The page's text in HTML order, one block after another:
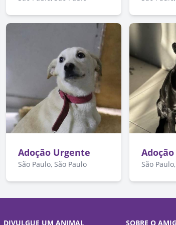
Adoção Urgente
São Paulo, São Paulo São
DIVULGUE UM ANIMAL SOBRE O